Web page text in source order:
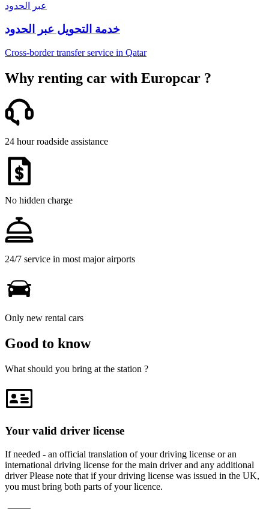
عبر الحدود
خدمة التحويل عبر الحدود
Cross-border transfer service in Qatar
Why renting car with Europcar ?
24 hour roadside assistance
No hidden charge
24/7 service in most major airports
Only new rental cars
Good to know
What should you bring at the station ?
Your valid driver license
If needed - an official translation of your driving license or an
international driving license for the main driver and any additional
driver Please note that if your driving license was issued in the UK,
you must bring both parts of your licence.